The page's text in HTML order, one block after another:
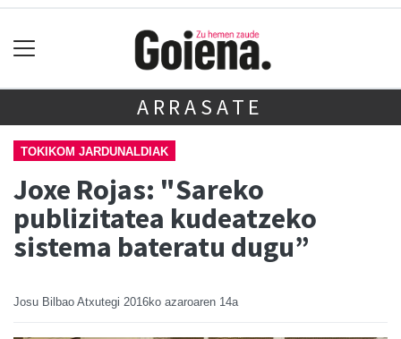
ARRASATE
TOKIKOM JARDUNALDIAK
Joxe Rojas: "Sareko
publizitatea kudeatzeko
sistema bateratu dugu”
Josu Bilbao Atxutegi 2016ko azaroaren 14a